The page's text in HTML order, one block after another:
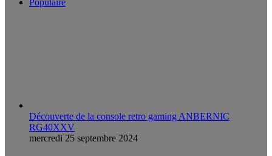
Populaire
Découverte de la console retro gaming ANBERNIC
RG40XXV
mercredi 25 septembre 2024